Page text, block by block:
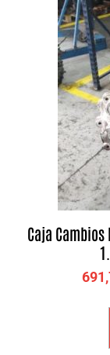
Caja